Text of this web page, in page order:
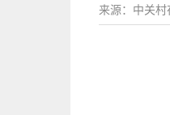
来源：中关村